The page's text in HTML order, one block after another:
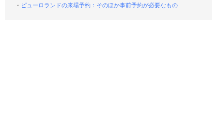
・ ピューロランドの来場予約：そのほか事前予約が必要なもの